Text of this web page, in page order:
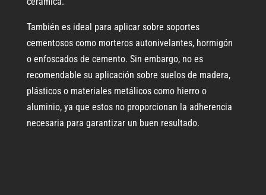
También es ideal para aplicar sobre soportes
cementosos como morteros autonivelantes, hormigón
o enfoscados de cemento. Sin embargo, no es
recomendable su aplicación sobre suelos de madera,
plásticos o materiales metálicos como hierro o
aluminio, ya que estos no proporcionan la adherencia
necesaria para garantizar un buen resultado.